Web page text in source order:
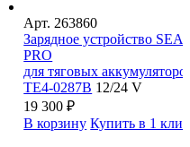
Арт. 263860
Зарядное устройство SEA-
PRO
для тяговых
ТЕ4-0287В 12/24 V
19 300₽
В корзину Купить в 1 клик